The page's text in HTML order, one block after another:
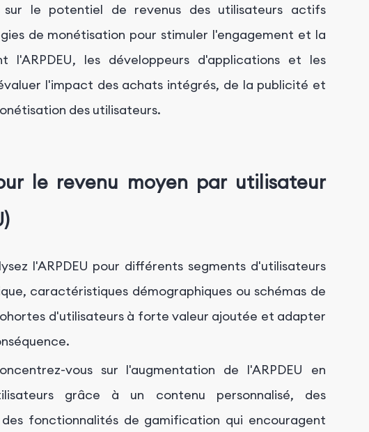
sur le potentiel de revenus des utilisateurs actifs
de monétisation pour stimuler l'engagement et la
l'ARPDEU, les développeurs d'applications et les
l'impact des achats intégrés, de la publicité et
des utilisateurs.
le revenu moyen par utilisateur
l'ARPDEU pour différents segments d'utilisateurs
caractéristiques démographiques ou schémas de
d'utilisateurs à forte valeur ajoutée et adapter
vous sur l'augmentation de l'ARPDEU en
grâce à un contenu personnalisé, des
fonctionnalités de gamification qui encouragent